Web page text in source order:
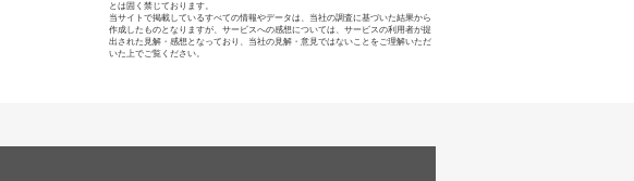
とは固く禁じております。
当サイトで掲載しているすべての情報やデータは、当社の調査に基づいた結果から
作成したものとなりますが、サービスへの感想については、サービスの利用者が提
出された見解・感想となっており、当社の見解・意見ではないことをご理解いただ
いた上でご覧ください。